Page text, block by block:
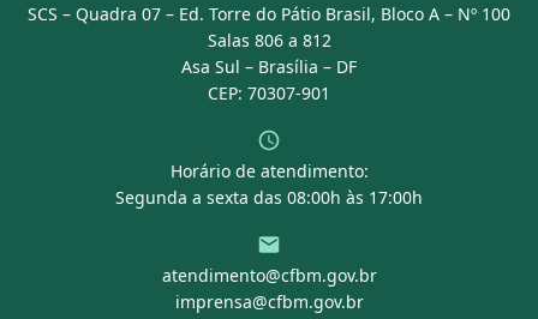
Portal Transparência
SCS – Quadra 07 – Ed. Torre do Pátio Brasil, Bloco A – Nº 100
Salas 806 a 812
Asa Sul – Brasília – DF
CEP: 70307-901
Horário de atendimento:
Segunda a sexta das 08:00h às 17:00h
atendimento@cfbm.gov.br
imprensa@cfbm.gov.br